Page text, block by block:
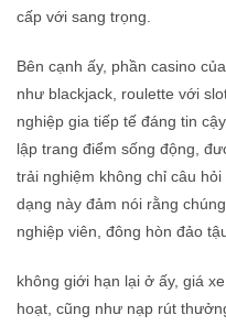
cấp với sang trọng.
Bên cạnh ấy, phần casino
như blackjack, roulette với
nghiệp gia tiếp tế đáng tin
lập trang điểm sống động,
trải nghiệm không chỉ câu
dạng này đảm nói rằng
nghiệp viên, đông hòn đảo
không giới hạn lại ở ấy, giá
hoạt, cũng như nạp rút